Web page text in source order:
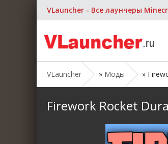
VLauncher - Все лаунчеры
VLauncher » Моды »
Firework Rocket